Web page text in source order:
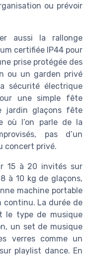
ou prévoir
aussi la rallonge
certifiée IP44 pour
prise protégée des
ou un garden privé
sécurité électrique
une simple fête
jardin glaçons fête
où l’on parle de la
pas d’un
concert privé.
15 à 20 invités sur
à 10 kg de glaçons,
machine portable
continu. La durée de
le type de musique
un set de musique
verres comme un
playlist dance. En